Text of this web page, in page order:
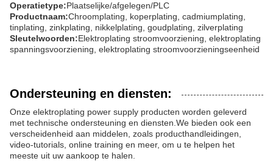
Operatietype:Plaatselijke/afgelegen/PLC
Productnaam:Chroomplating, koperplating, cadmiumplating,
tinplating, zinkplating, nikkelplating, goudplating, zilverplating
Sleutelwoorden:Elektroplating stroomvoorziening, elektroplating
spanningsvoorziening, elektroplating stroomvoorzieningseenheid
Ondersteuning en diensten:
Onze elektroplating power supply producten worden geleverd
met technische ondersteuning en diensten.We bieden ook een
verscheidenheid aan middelen, zoals producthandleidingen,
video-tutorials, online training en meer, om u te helpen het
meeste uit uw aankoop te halen.